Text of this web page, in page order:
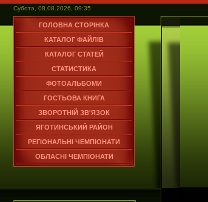
Субота, 08.08.2026, 09:35
ГОЛОВНА СТОРІНКА
КАТАЛОГ ФАЙЛІВ
КАТАЛОГ СТАТЕЙ
СТАТИСТИКА
ФОТОАЛЬБОМИ
ГОСТЬОВА КНИГА
ЗВОРОТНІЙ ЗВ'ЯЗОК
ЯГОТИНСЬКИЙ РАЙОН
РЕГІОНАЛЬНІ ЧЕМПІОНАТИ
ОБЛАСНІ ЧЕМПІОНАТИ